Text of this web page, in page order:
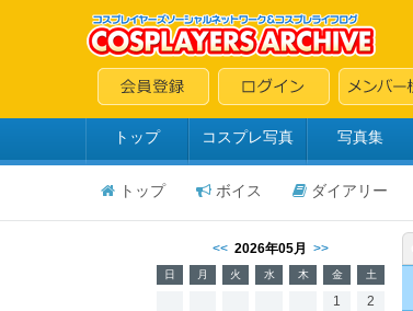
トップ コスプレ写真 写真集
トップ ボイス ダイアリー
<< 2026年05月 >>
日 月 火 水 木 金 土
1
2